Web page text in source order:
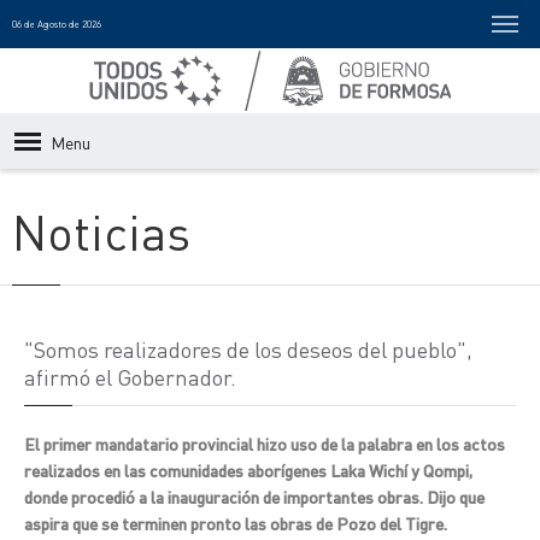
06 de Agosto de 2026
Menu
Noticias
"Somos realizadores de los deseos del pueblo",
afirmó el Gobernador.
El primer mandatario provincial hizo uso de la palabra en los actos
realizados en las comunidades aborígenes Laka Wichí y Qompi,
donde procedió a la inauguración de importantes obras. Dijo que
aspira que se terminen pronto las obras de Pozo del Tigre.